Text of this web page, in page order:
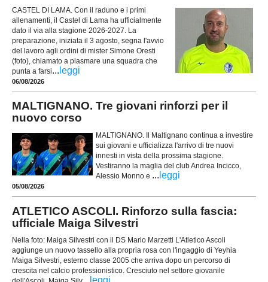
CASTEL DI LAMA. Con il raduno e i primi
allenamenti, il Castel di Lama ha ufficialmente
dato il via alla stagione 2026-2027. La
preparazione, iniziata il 3 agosto, segna l'avvio
del lavoro agli ordini di mister Simone Oresti
(foto), chiamato a plasmare una squadra che
punta a farsi... leggi
06/08/2026
MALTIGNANO. Tre giovani rinforzi per il
nuovo corso
MALTIGNANO. Il Maltignano continua a investire
sui giovani e ufficializza l'arrivo di tre nuovi
innesti in vista della prossima stagione.
Vestiranno la maglia del club Andrea Incicco,
Alessio Monno e ... leggi
05/08/2026
ATLETICO ASCOLI. Rinforzo sulla fascia:
ufficiale Maiga Silvestri
Nella foto: Maiga Silvestri con il DS Mario Marzetti L'Atletico Ascoli
aggiunge un nuovo tassello alla propria rosa con l'ingaggio di Yeyhia
Maiga Silvestri, esterno classe 2005 che arriva dopo un percorso di
crescita nel calcio professionistico. Cresciuto nel settore giovanile
leggi